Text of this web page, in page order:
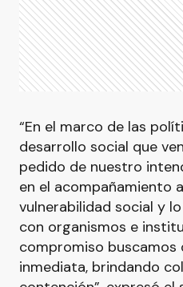
“En el marco de las
desarrollo social que
pedido de nuestro
en el acompañamiento
vulnerabilidad social y
con organismos e
compromiso buscamos
inmediata, brindando